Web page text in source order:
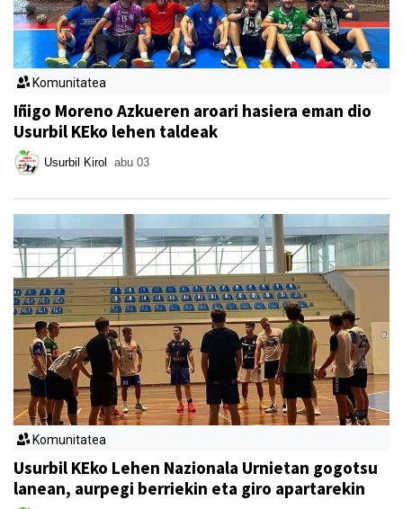
Komunitatea
Iñigo Moreno Azkueren aroari hasiera eman dio
Usurbil KEko lehen taldeak
Usurbil Kirol abu 03
Komunitatea
Usurbil KEko Lehen Nazionala Urnietan gogotsu
lanean, aurpegi berriekin eta giro apartarekin